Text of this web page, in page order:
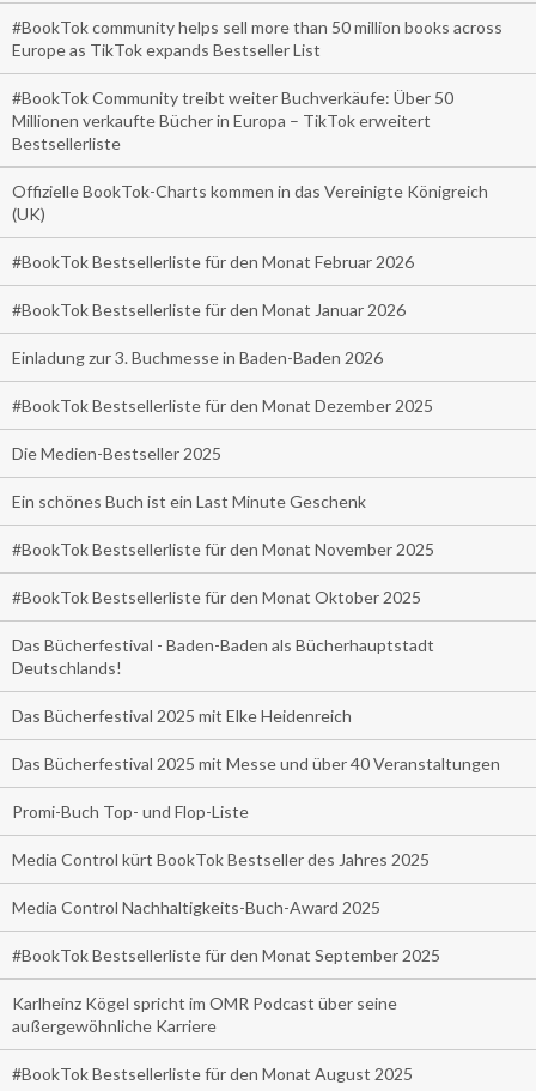
#BookTok community helps sell more than 50 million books across
Europe as TikTok expands Bestseller List
#BookTok Community treibt weiter Buchverkäufe: Über 50
Millionen verkaufte Bücher in Europa – TikTok erweitert
Bestsellerliste
Offizielle BookTok-Charts kommen in das Vereinigte Königreich
(UK)
#BookTok Bestsellerliste für den Monat Februar 2026
#BookTok Bestsellerliste für den Monat Januar 2026
Einladung zur 3. Buchmesse in Baden-Baden 2026
#BookTok Bestsellerliste für den Monat Dezember 2025
Die Medien-Bestseller 2025
Ein schönes Buch ist ein Last Minute Geschenk
#BookTok Bestsellerliste für den Monat November 2025
#BookTok Bestsellerliste für den Monat Oktober 2025
Das Bücherfestival - Baden-Baden als Bücherhauptstadt
Deutschlands!
Das Bücherfestival 2025 mit Elke Heidenreich
Das Bücherfestival 2025 mit Messe und über 40 Veranstaltungen
Promi-Buch Top- und Flop-Liste
Media Control kürt BookTok Bestseller des Jahres 2025
Media Control Nachhaltigkeits-Buch-Award 2025
#BookTok Bestsellerliste für den Monat September 2025
Karlheinz Kögel spricht im OMR Podcast über seine
außergewöhnliche Karriere
#BookTok Bestsellerliste für den Monat August 2025